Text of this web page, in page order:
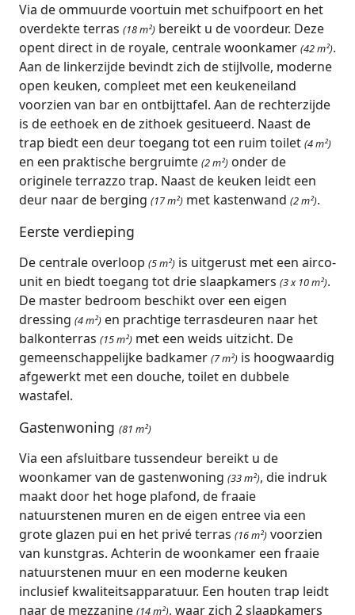
Via de ommuurde voortuin met schuifpoort en het
overdekte terras (18 m²) bereikt u de voordeur. Deze
opent direct in de royale, centrale woonkamer (42 m²).
Aan de linkerzijde bevindt zich de stijlvolle, moderne
open keuken, compleet met een keukeneiland
voorzien van bar en ontbijttafel. Aan de rechterzijde
is de eethoek en de zithoek gesitueerd. Naast de
trap biedt een deur toegang tot een ruim toilet (4 m²)
en een praktische bergruimte (2 m²) onder de
originele terrazzo trap. Naast de keuken leidt een
deur naar de berging (17 m²) met kastenwand (2 m²).
Eerste verdieping
De centrale overloop (5 m²) is uitgerust met een airco-
unit en biedt toegang tot drie slaapkamers (3 x 10 m²).
De master bedroom beschikt over een eigen
dressing (4 m²) en prachtige terrasdeuren naar het
balkonterras (15 m²) met een weids uitzicht. De
gemeenschappelijke badkamer (7 m²) is hoogwaardig
afgewerkt met een douche, toilet en dubbele
wastafel.
Gastenwoning (81 m²)
Via een afsluitbare tussendeur bereikt u de
woonkamer van de gastenwoning (33 m²), die indruk
maakt door het hoge plafond, de fraaie
natuurstenen muren en de eigen entree via een
grote glazen pui en het privé terras (16 m²) voorzien
van kunstgras. Achterin de woonkamer een fraaie
natuurstenen muur en een moderne keuken
inclusief kwaliteitsapparatuur. Een houten trap leidt
naar de mezzanine (14 m²), waar zich 2 slaapkamers